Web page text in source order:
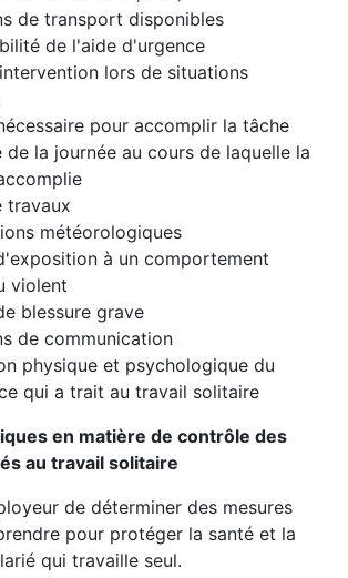
de transport disponibles
de l'aide d'urgence
lors de situations
pour accomplir la tâche
de la journée au cours de laquelle la
travaux
météorologiques
à un comportement
violent
blessure grave
de communication
physique et psychologique du
qui a trait au travail solitaire
en matière de contrôle des
au travail solitaire
de déterminer des mesures
pour protéger la santé et la
qui travaille seul.